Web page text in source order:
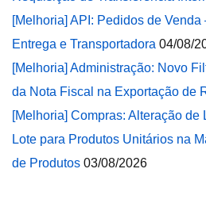
[Melhoria] API: Pedidos de
Entrega e Transportadora 04/08/
[Melhoria] Administração: Novo
da Nota Fiscal na Exportação de
[Melhoria] Compras: Alteração de
Lote para Produtos Unitários na
de Produtos 03/08/2026